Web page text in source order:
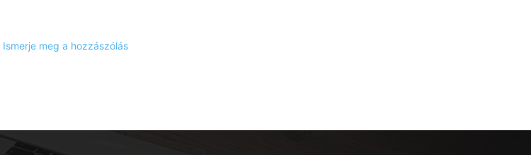
Ismerje meg a hozzászólás